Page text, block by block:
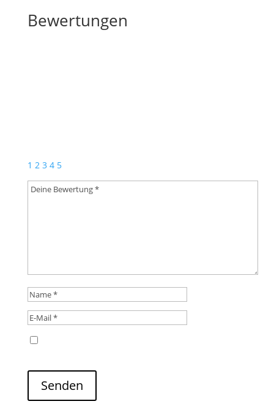
Bewertungen
1 2 3 4 5
Senden